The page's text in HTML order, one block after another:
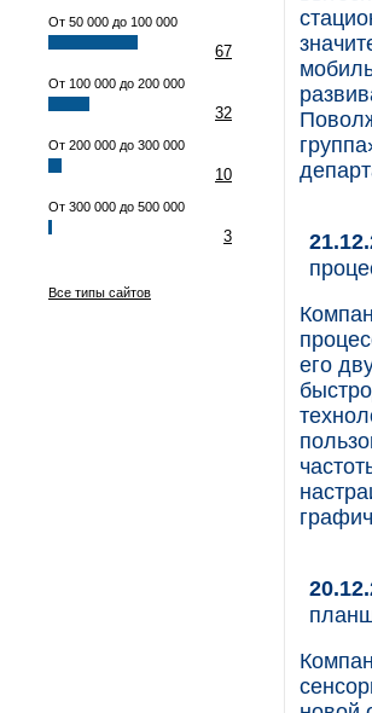
От 50 000 до 100 000
67
От 100 000 до 200 000
32
От 200 000 до 300 000
10
От 300 000 до 500 000
3
Все типы сайтов
его